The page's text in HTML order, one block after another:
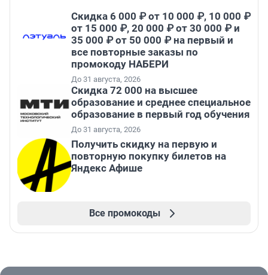
Скидка 6 000 ₽ от 10 000 ₽, 10 000 ₽
от 15 000 ₽, 20 000 ₽ от 30 000 ₽ и
35 000 ₽ от 50 000 ₽ на первый и
все повторные заказы по
промокоду НАБЕРИ
До 31 августа, 2026
Скидка 72 000 на высшее
образование и среднее специальное
образование в первый год обучения
До 31 августа, 2026
Получить скидку на первую и
повторную покупку билетов на
Яндекс Афише
Все промокоды